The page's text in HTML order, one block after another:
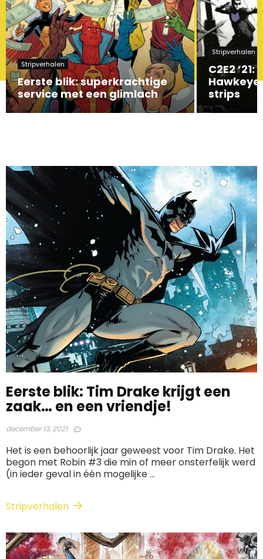
Stripverhalen
Eerste blik: superkrachtige
service met een glimlach
Stripverhalen
C2E2
strips
Eerste blik: Tim Drake krijgt een
zaak… en een vriendje!
december 13, 2021
Het is een behoorlijk jaar geweest voor Tim Drake. Het
begon met Robin #3 die min of meer onsterfelijk werd
(in ieder geval in één mogelijke ...
Stripverhalen